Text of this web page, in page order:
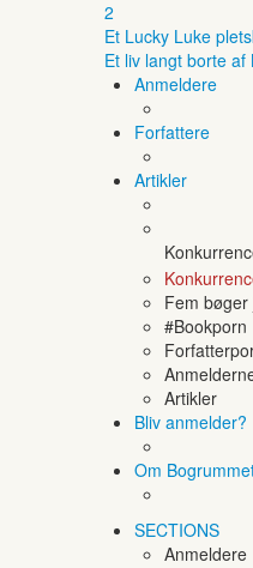
2
Et Lucky Luke
Et liv langt borte af
Anmeldere
Forfattere
Artikler
Fem
#Bookporn
Artikler
Bliv anmelder?
Om
SECTIONS
Anmeldere